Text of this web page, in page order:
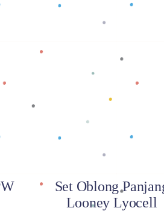
Baca selengkapnya
Set Oblong
Looney Lyocell